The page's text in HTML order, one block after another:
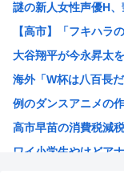
理容室経営て今から
高市早苗の消費税減
首相官邸、"映え"を
【画像】女子高生さ
【動画】 広島記念公
【批判】ラノベ作家
謎の新人女性声優H
【高市】「フキハラ
大谷翔平が今永昇太
海外「W杯は八百長
例のダンスアニメの
高市早苗の消費税減
ワイ小学生やけどア